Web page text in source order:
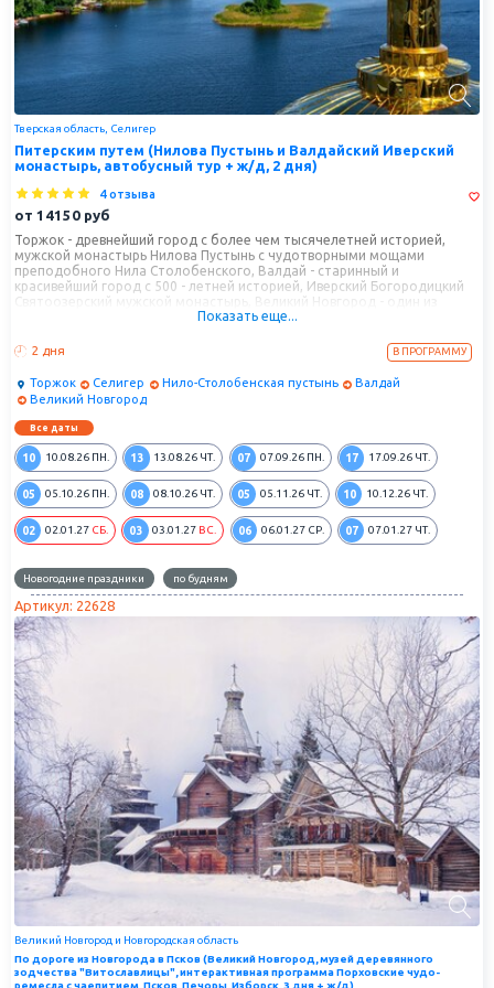
Тверская область, Селигер
Питерским путем (Нилова Пустынь и Валдайский Иверский
монастырь, автобусный тур + ж/д, 2 дня)
4 отзыва
от 14150 руб
Торжок - древнейший город с более чем тысячелетней историей,
мужской монастырь Нилова Пустынь с чудотворными мощами
преподобного Нила Столобенского, Валдай - старинный и
красивейший город с 500 - летней историей, Иверский Богородицкий
Святоозерский мужской монастырь, Великий Новгород - один из
старейших городов России - все это и многое другое всего за два дня
Показать еще...
2 дня В ПРОГРАММУ
Торжок Селигер Нило-Столобенская пустынь
Валдай
Великий Новгород
Все даты
10 10.08.26 ПН. 13 13.08.26 ЧТ. 07 07.09.26 ПН. 17 17.09.26 ЧТ.
05 05.10.26 ПН. 08 08.10.26 ЧТ. 05 05.11.26 ЧТ. 10 10.12.26 ЧТ.
02 02.01.27 СБ. 03 03.01.27 ВС. 06 06.01.27 СР. 07 07.01.27 ЧТ.
Новогодние праздники по будням
Артикул: 22628
Великий Новгород и Новгородская область
По дороге из Новгорода в Псков (Великий Новгород, музей деревянного
зодчества "Витославлицы", интерактивная программа Порховские чудо-